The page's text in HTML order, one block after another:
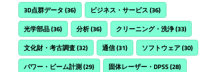
3D点群データ (36) ビジネス・サービス (36)
光学部品(36) 分析(36) クリーニング・洗浄(33)
文化財・考古調査(32) 通信(31) ソフトウェア(30)
パワー・ビーム計測(29) 固体レーザー・DPSS(28)